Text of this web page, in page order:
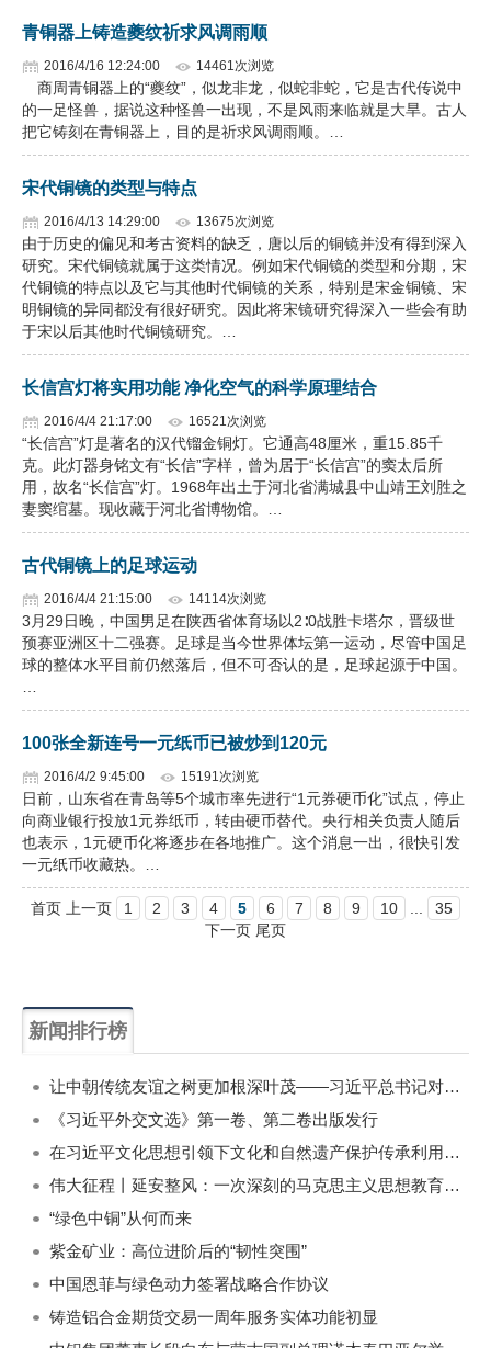
青铜器上铸造夔纹祈求风调雨顺
2016/4/16 12:24:00 14461次浏览
商周青铜器上的“夔纹”，似龙非龙，似蛇非蛇，它是古代传说中
的一足怪兽，据说这种怪兽一出现，不是风雨来临就是大旱。古人
把它铸刻在青铜器上，目的是祈求风调雨顺。…
宋代铜镜的类型与特点
2016/4/13 14:29:00 13675次浏览
由于历史的偏见和考古资料的缺乏，唐以后的铜镜并没有得到深入
研究。宋代铜镜就属于这类情况。例如宋代铜镜的类型和分期，宋
代铜镜的特点以及它与其他时代铜镜的关系，特别是宋金铜镜、宋
明铜镜的异同都没有很好研究。因此将宋镜研究得深入一些会有助
于宋以后其他时代铜镜研究。…
长信宫灯将实用功能 净化空气的科学原理结合
2016/4/4 21:17:00 16521次浏览
“长信宫”灯是著名的汉代镏金铜灯。它通高48厘米，重15.85千
克。此灯器身铭文有“长信”字样，曾为居于“长信宫”的窦太后所
用，故名“长信宫”灯。1968年出土于河北省满城县中山靖王刘胜之
妻窦绾墓。现收藏于河北省博物馆。…
古代铜镜上的足球运动
2016/4/4 21:15:00 14114次浏览
3月29日晚，中国男足在陕西省体育场以2∶0战胜卡塔尔，晋级世
预赛亚洲区十二强赛。足球是当今世界体坛第一运动，尽管中国足
球的整体水平目前仍然落后，但不可否认的是，足球起源于中国。
100张全新连号一元纸币已被炒到120元
2016/4/2 9:45:00 15191次浏览
日前，山东省在青岛等5个城市率先进行“1元券硬币化”试点，停止
向商业银行投放1元券纸币，转由硬币替代。央行相关负责人随后
也表示，1元硬币化将逐步在各地推广。这个消息一出，很快引发
一元纸币收藏热。…
首页 上一页 1 2 3 4 5 6 7 8 9 10
35
下一页 尾页
新闻排行榜
让中朝传统友谊之树更加根深叶茂——习近平总书记对朝鲜进行国事访问纪实
《习近平外交文选》第一卷、第二卷出版发行
在习近平文化思想引领下文化和自然遗产保护传承利用工作开创新局面
伟大征程丨延安整风：一次深刻的马克思主义思想教育运动
“绿色中铜”从何而来
紫金矿业：高位进阶后的“韧性突围”
中国恩菲与绿色动力签署战略合作协议
铸造铝合金期货交易一周年服务实体功能初显